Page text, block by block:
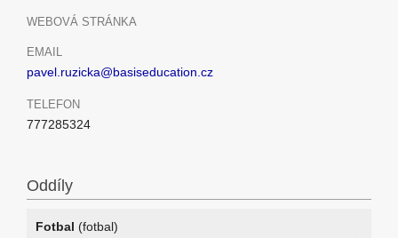
WEBOVÁ STRÁNKA
EMAIL
pavel.ruzicka@basiseducation.cz
TELEFON
777285324
Oddíly
Fotbal (fotbal)